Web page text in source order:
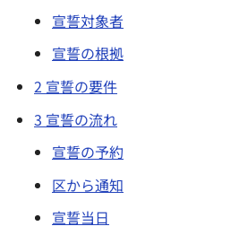
宣誓対象者
宣誓の根拠
2 宣誓の要件
3 宣誓の流れ
宣誓の予約
区から通知
宣誓当日